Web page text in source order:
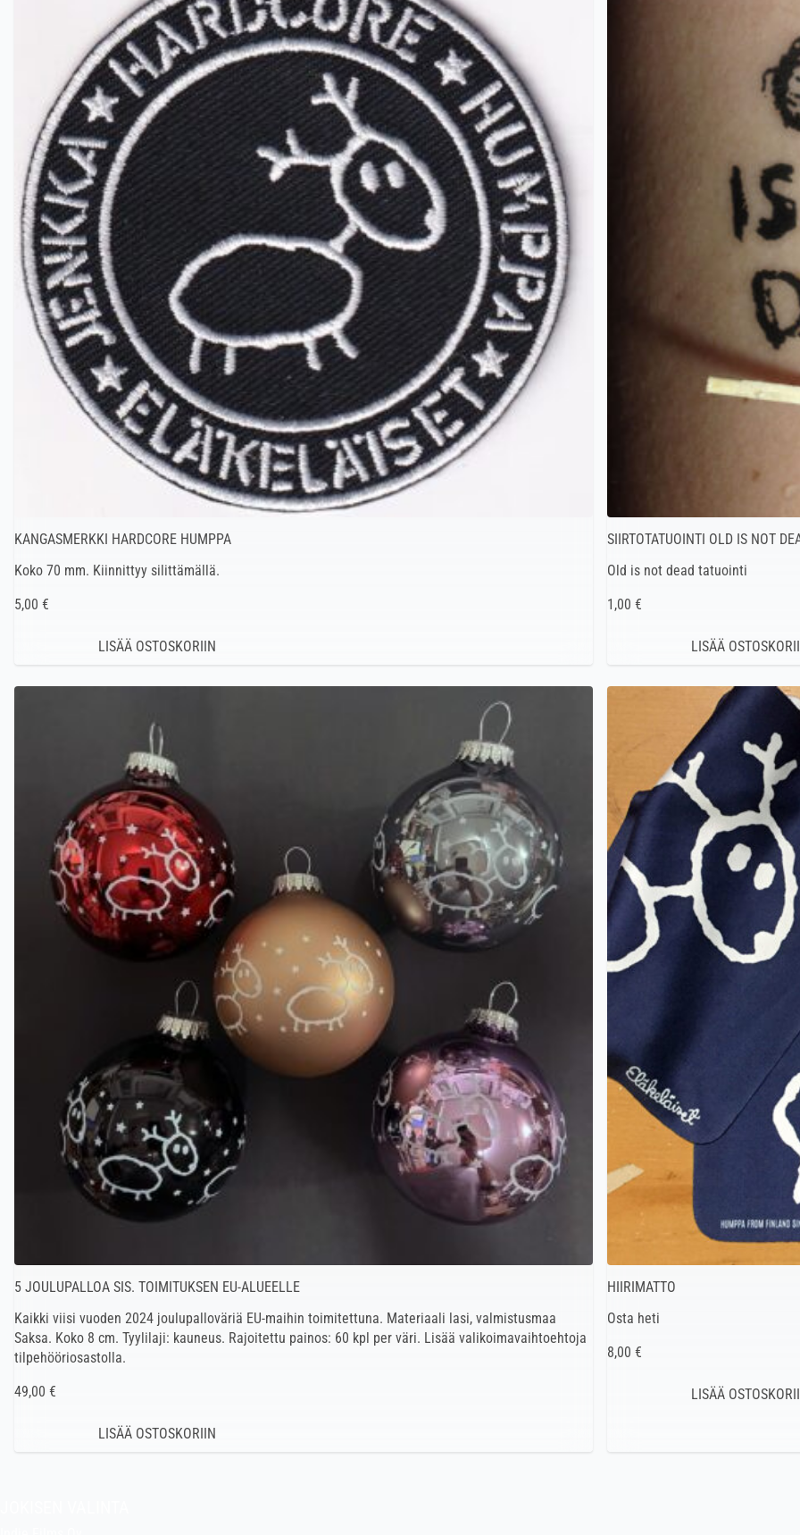
KANGASMERKKI HARDCORE HUMPPA
Koko 70 mm. Kiinnittyy silittämällä.
5,00 €
SIIRTOTATUOINTI OLD IS NOT
Old is not dead tatuointi
1,00 €
5 JOULUPALLOA SIS. TOIMITUKSEN EU-ALUEELLE
Kaikki viisi vuoden 2024 joulupalloväriä EU-maihin toimitettuna. Materiaali lasi, valmistusmaa
Saksa. Koko 8 cm. Tyylilaji: kauneus. Rajoitettu painos: 60 kpl per väri. Lisää valikoimavaihtoehtoja
tilpehööriosastolla.
49,00 €
HIIRIMATTO
Osta heti
8,00 €